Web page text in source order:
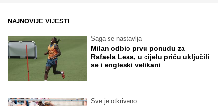
NAJNOVIJE VIJESTI
Saga se nastavlja
Milan odbio prvu ponudu za
Rafaela Leaa, u cijelu priču uključili
se i engleski velikani
Sve je otkriveno